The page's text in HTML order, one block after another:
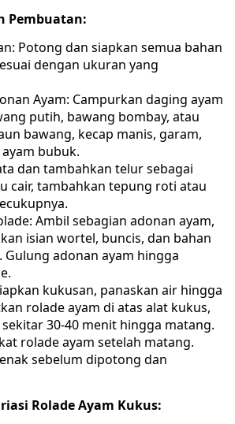
Pembuatan:
Potong dan siapkan semua bahan
dengan ukuran yang
Ayam: Campurkan daging ayam
putih, bawang bombay, atau
bawang, kecap manis, garam,
bubuk.
dan tambahkan telur sebagai
cair, tambahkan tepung roti atau
Ambil sebagian adonan ayam,
isian wortel, buncis, dan bahan
Gulung adonan ayam hingga
kukusan, panaskan air hingga
rolade ayam di atas alat kukus,
30-40 menit hingga matang.
rolade ayam setelah matang.
sebelum dipotong dan
Rolade Ayam Kukus: